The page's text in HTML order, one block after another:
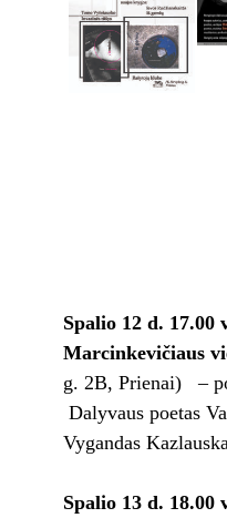
Spalio 12 d. 17.00
Marcinkevičiaus
g. 2B, Prienai) –
Dalyvaus poetas
Vygandas
Spalio 13 d. 18.00